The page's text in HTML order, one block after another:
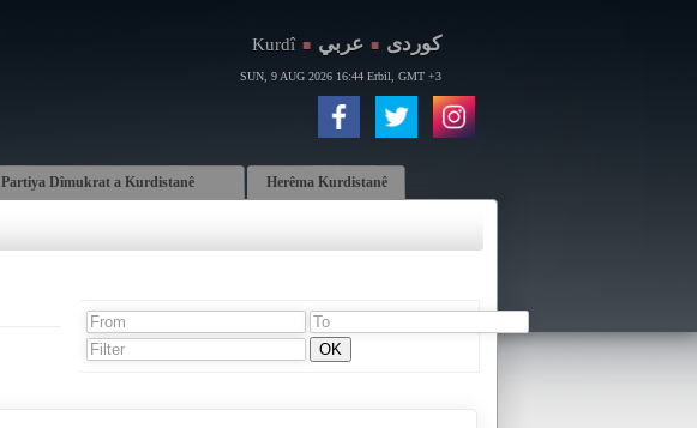
Kurdî ■ كوردی ■ عربي
SUN, 9 AUG 2026 16:44 Erbil, GMT +3
Partiya Dîmukrat a Kurdistanê Herêma Kurdistanê